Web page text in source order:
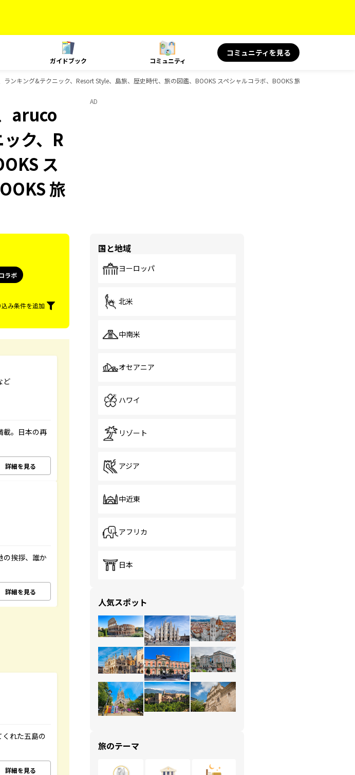
ガイドブック コミュニティ
コミュニティを見る
ンキング&テクニック、Resort Style、島旅、歴史時代、旅の図鑑、BOOKS スペシャルコラボ、BOOKS 旅の名言＆絶景、
aruco
ク、R
ス
旅
ラボ
み条件を追加
ど
載。日本の再
詳細を見る
の挨拶、誰か
詳細を見る
れた五島の
詳細を見る
AD
国と地域
ヨーロッパ
北米
中南米
オセアニア
ハワイ
リゾート
アジア
中近東
アフリカ
日本
人気スポット
旅のテーマ